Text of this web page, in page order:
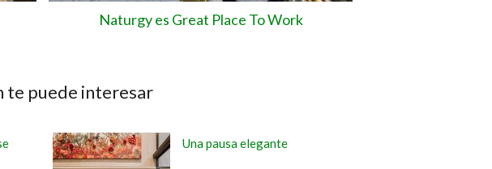
Naturgy es Great Place To Work
te puede interesar
Una pausa elegante